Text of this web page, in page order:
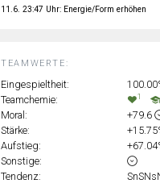
TEAMWERTE:
Eingespieltheit:
Teamchemie:
1
Moral:
+79.6
Stärke:
Aufstieg:
Sonstige:
Tendenz:
11.6. 23:47 Uhr: Energie/Form erhöhen